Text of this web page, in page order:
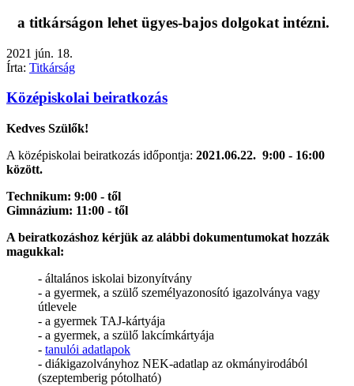
a titkárságon lehet ügyes-bajos dolgokat intézni.
2021 jún. 18.
Írta: Titkárság
Középiskolai beiratkozás
Kedves Szülők!
A középiskolai beiratkozás időpontja: 2021.06.22. 9:00 - 16:00
között.
Technikum: 9:00 - től
Gimnázium: 11:00 - től
A beiratkozáshoz kérjük az alábbi dokumentumokat hozzák
magukkal:
- általános iskolai bizonyítvány
- a gyermek, a szülő személyazonosító igazolványa vagy
útlevele
- a gyermek TAJ-kártyája
- a gyermek, a szülő lakcímkártyája
- tanulói adatlapok
- diákigazolványhoz NEK-adatlap az okmányirodából
(szeptemberig pótolható)